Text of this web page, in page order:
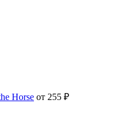
Horse от 255 ₽